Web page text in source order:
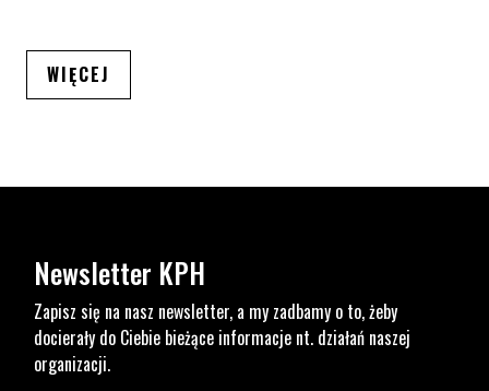
WIĘCEJ
Newsletter KPH
Zapisz się na nasz newsletter, a my zadbamy o to, żeby
docierały do Ciebie bieżące informacje nt. działań naszej
organizacji.